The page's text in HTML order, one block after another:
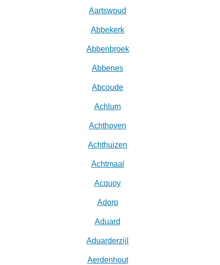
Aartswoud
Abbekerk
Abbenbroek
Abbenes
Abcoude
Achlum
Achthoven
Achthuizen
Achtmaal
Acquoy
Adorp
Aduard
Aduarderzijl
Aerdenhout